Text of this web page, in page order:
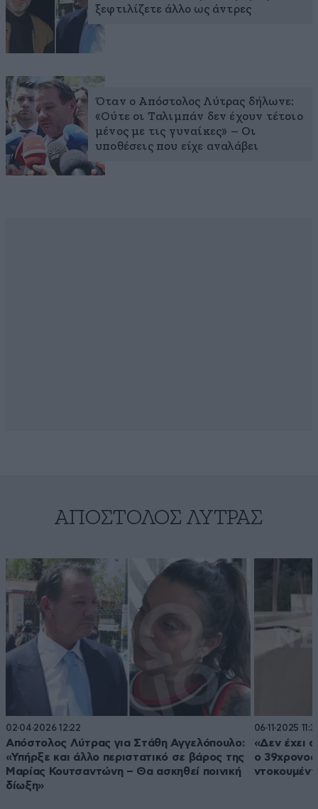
ξεφτιλίζετε άλλο ως άντρες
Όταν ο Απόστολος Λύτρας δήλωνε:
«Ούτε οι Ταλιμπάν δεν έχουν τέτοιο
μένος με τις γυναίκες» – Οι
υποθέσεις που είχε αναλάβει
ΑΠΌΣΤΟΛΟΣ ΛΎΤΡΑΣ
02·04·2026 12:22
Απόστολος Λύτρας για Στάθη Αγγελόπουλο:
«Υπήρξε και άλλο περιστατικό σε βάρος της
Μαρίας Κουτσαντώνη – Θα ασκηθεί ποινική
δίωξη»
06·11·2025
«Δεν έχει
ο 39χρονος